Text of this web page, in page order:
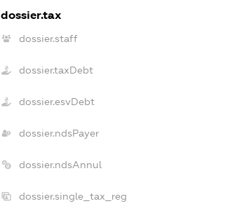
dossier.tax
dossier.staff
dossier.taxDebt
dossier.esvDebt
dossier.ndsPayer
dossier.ndsAnnul
dossier.single_tax_reg